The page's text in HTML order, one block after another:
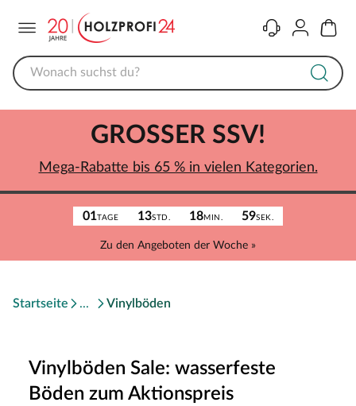
KontaktKonto
01TAGE 13STD. 18MIN. 59SEK.
Zu den Angeboten der Woche »
GROSSER SSV!
Mega-Rabatte bis 65 % in vielen Kategorien.
Startseite Vinylböden
Vinylböden Sale: wasserfeste
Böden zum Aktionspreis